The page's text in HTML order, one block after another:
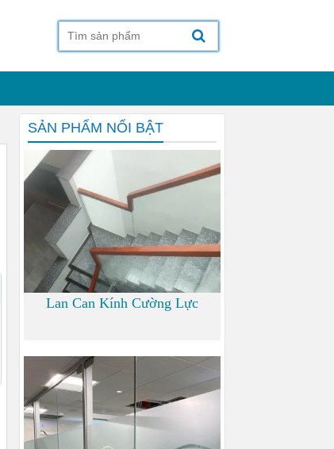
SẢN PHẨM NỔI BẬT
Lan Can Kính Cường Lực